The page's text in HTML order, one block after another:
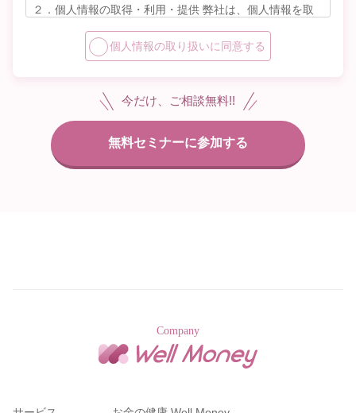
２．個人情報の取得・利用・提供 弊社は、個人情報を取
必要な範囲内で取扱います。 また、当初の範囲を超えて
取扱う場合には改めて本人の同意を得るなど規程に従った
３．個人情報の安全対策 弊社は、個人情報の漏えい、滅
失又はき損の防止及び是正に関して、必要かつ適切な安全
対策を実施いたします。
４．苦情および相談について 弊社は、個人情報の取扱い
に関する苦情及び相談については、お客様相談窓口にて受
弊社は、お客様の個人情報を適切に保護することを事業運
営上の重要事項と位置づけ、個人情報の保護に関する法律
その他関係法令に従い、以下のとおり、お客様の個人情報
お客さまの個人情報の利用目的について
個人情報の取り扱いに同意する
今だけ、ご相談無料!!
Company